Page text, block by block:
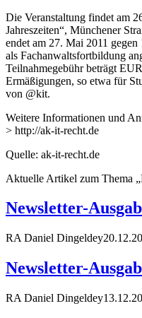
Die Veranstaltung findet am
Jahreszeiten“, Münchener
endet am 27. Mai 2011
als Fachanwaltsfortbildung
Teilnahmegebühr beträgt
Ermäßigungen, so etwa für
von @kit.
Weitere Informationen und
> http://ak-it-recht.de
Quelle: ak-it-recht.de
Aktuelle Artikel zum Thema
Newsletter-
RA Daniel Dingeldey
Newsletter-
RA Daniel Dingeldey